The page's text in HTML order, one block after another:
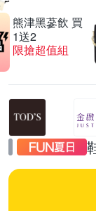
熊津黑蔘飲 買
1送2
限搶超值組